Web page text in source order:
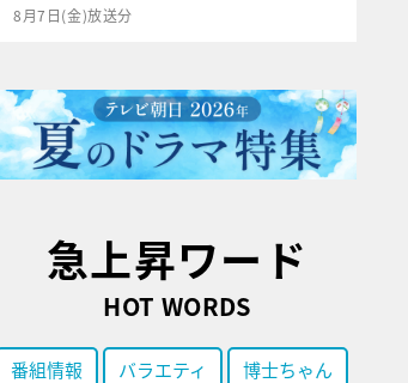
8月7日(金)放送分
急上昇ワード
HOT WORDS
番組情報 バラエティ 博士ちゃん